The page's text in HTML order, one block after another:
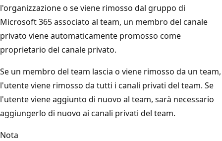
l'organizzazione o se viene rimosso dal gruppo di
Microsoft 365 associato al team, un membro del canale
privato viene automaticamente promosso come
proprietario del canale privato.
Se un membro del team lascia o viene rimosso da un team,
l'utente viene rimosso da tutti i canali privati del team. Se
l'utente viene aggiunto di nuovo al team, sarà necessario
aggiungerlo di nuovo ai canali privati del team.
Nota